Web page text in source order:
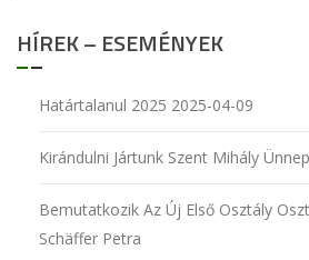
HÍREK – ESEMÉNYEK
Határtalanul 2025 2025-04-09
Kirándulni Jártunk Szent Mihály
Bemutatkozik Az Új Első Osztály
Schäffer Petra